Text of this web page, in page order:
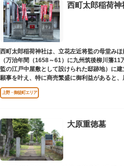
西町太郎稲荷神
西町太郎稲荷神社は、立花左近将監の母堂み
（万治年間（1658～61）に九州筑後柳川藩
監の江戸中屋敷として設けられた邸跡地）に
願事を叶え、特に商売繁盛に御利益があると、
上野・御徒町エリア
大原重徳墓